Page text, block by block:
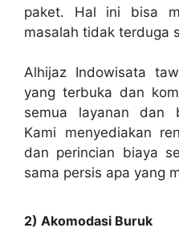
paket. Hal ini bisa
masalah tidak terduga
Alhijaz Indowisata
yang terbuka dan
semua layanan dan
Kami menyediakan
dan perincian biaya
sama persis apa yang
2) Akomodasi Buruk